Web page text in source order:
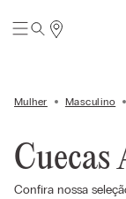
Mulher Masculino
Confira nossa